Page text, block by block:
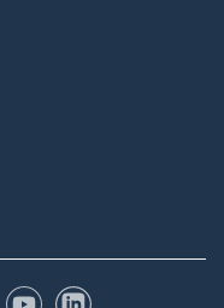
YouTubeLinkedIn